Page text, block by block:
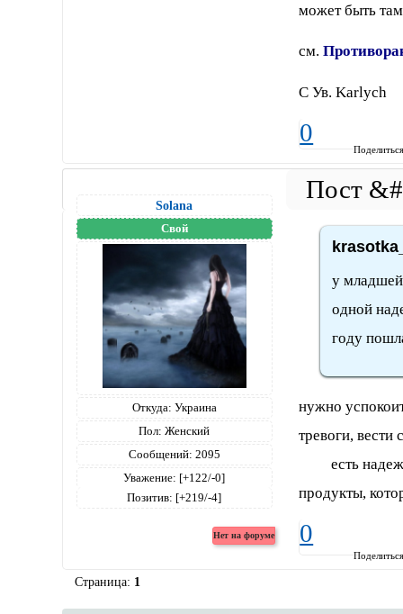
может быть там
см.
С Ув. Karlych
0
Solana
Свой
Откуда: Украина
Пол: Женский
Сообщений: 2095
Уважение: [+122/-0]
Позитив: [+219/-4]
у младшей
одной
году
нужно
тревоги, вести
есть
продукты,
0
Страница: 1